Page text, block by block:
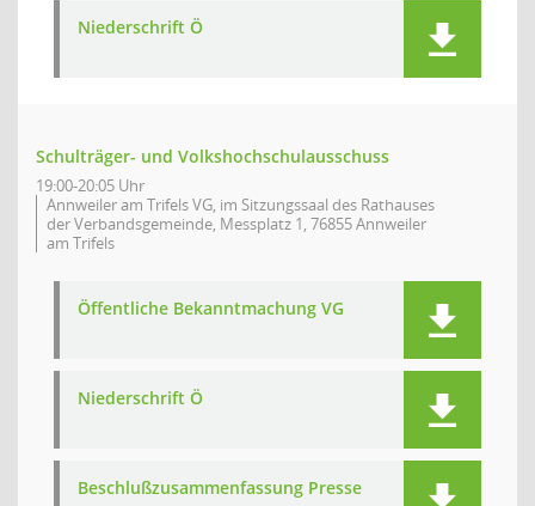
Niederschrift Ö
Schulträger- und Volkshochschulausschuss
19:00-20:05 Uhr
Annweiler am Trifels VG, im Sitzungssaal des Rathauses
der Verbandsgemeinde, Messplatz 1, 76855 Annweiler
am Trifels
Öffentliche Bekanntmachung VG
Niederschrift Ö
Beschlußzusammenfassung Presse